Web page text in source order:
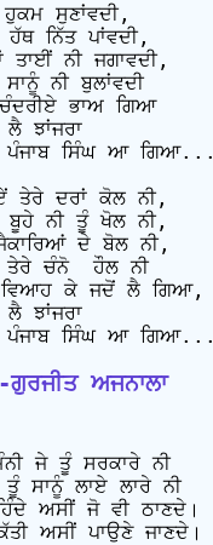
ਸੁਣਾਂਵਦੀ,
ਨਿੱਤ ਪਾਂਵਦੀ,
ਨੀ ਜਗਾਵਦੀ,
ਨੀ ਬੁਲਾਂਵਦੀ
ਭਾਅ ਗਿਆ
ਝਾਂਜਰਾ
ਪੰਜਾਬ ਸਿੰਘ ਆ ਗਿਆ...
ਤੇਰੇ ਦਰਾਂ ਕੋਲ ਨੀ,
ਬੂਹੇ ਨੀ ਤੂੰ ਖੋਲ ਨੀ,
ਦੇ ਬੋਲ ਨੀ,
ਤੇਰੇ ਚੰਨੋ  ਹੌਲ ਨੀ
ਵਿਆਹ ਕੇ ਜਦੋਂ ਲੈ ਗਿਆ,
ਝਾਂਜਰਾ
ਅਜਨਾਲਾ
ਜੇ ਤੂੰ ਸਰਕਾਰੇ ਨੀ
ਤੂੰ ਸਾਨੂੰ ਲਾਏ ਲਾਰੇ ਨੀ
ਅਸੀਂ ਜੋ ਵੀ ਠਾਣਦੇ।
ਅਸੀਂ ਪਾਉਣੇ ਜਾਣਦੇ।